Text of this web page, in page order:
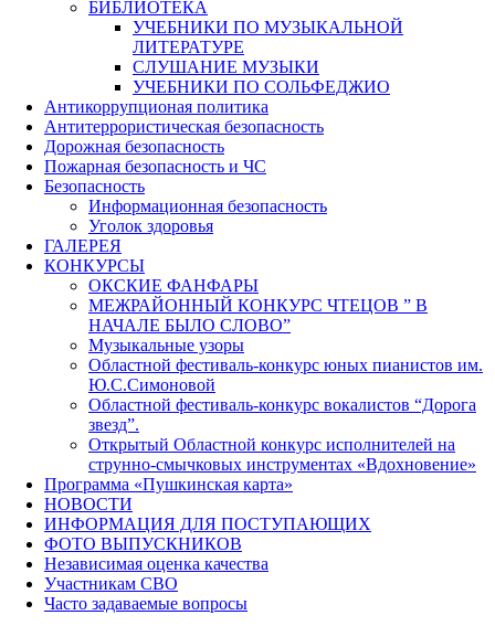
БИБЛИОТЕКА
УЧЕБНИКИ ПО МУЗЫКАЛЬНОЙ
ЛИТЕРАТУРЕ
СЛУШАНИЕ МУЗЫКИ
УЧЕБНИКИ ПО СОЛЬФЕДЖИО
Антикоррупционая политика
Антитеррористическая безопасность
Дорожная безопасность
Пожарная безопасность и ЧС
Безопасность
Информационная безопасность
Уголок здоровья
ГАЛЕРЕЯ
КОНКУРСЫ
ОКСКИЕ ФАНФАРЫ
МЕЖРАЙОННЫЙ КОНКУРС ЧТЕЦОВ ” В
НАЧАЛЕ БЫЛО СЛОВО”
Музыкальные узоры
Областной фестиваль-конкурс юных пианистов им.
Ю.С.Симоновой
Областной фестиваль-конкурс вокалистов “Дорога
звезд”.
Открытый Областной конкурс исполнителей на
струнно-смычковых инструментах «Вдохновение»
Программа «Пушкинская карта»
НОВОСТИ
ИНФОРМАЦИЯ ДЛЯ ПОСТУПАЮЩИХ
ФОТО ВЫПУСКНИКОВ
Независимая оценка качества
Участникам СВО
Часто задаваемые вопросы